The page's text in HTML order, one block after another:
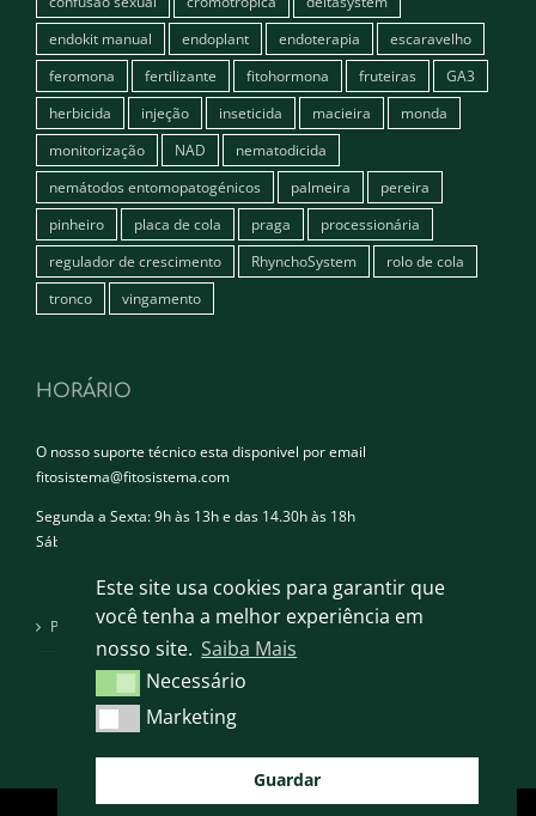
Este site usa cookies para garantir que
você tenha a melhor experiência em
nosso site. Saiba Mais
Necessário
Necessário
MarketingMarketing
Guardar
endokit manual
endoplant endoterapia
escaravelho
feromona
fertilizante fitohormona fruteiras
GA3
herbicida
injeção inseticida macieira
monda
monitorização
NAD
nematodicida
nemátodos entomopatogénicos
palmeira
pereira
pinheiro
placa de cola praga
processionária
regulador de crescimento
RhynchoSystem
rolo de cola
tronco
vingamento
HORÁRIO
O nosso suporte técnico esta disponivel por email
fitosistema@fitosistema.com
Segunda a Sexta: 9h às 13h e das 14.30h às 18h
Sábado e Domingo: Encerrado
Política de privacidade